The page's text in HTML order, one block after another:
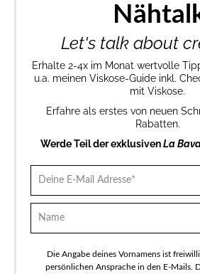
Let's talk about
Erhalte 2-4x im Monat wertvolle
u.a. meinen Viskose-Guide inkl.
mit Viskose.
Erfahre als erstes von neuen
Rabatten.
Werde Teil der exklusivenLa
Die Angabe deines Vornamens ist
persönlichen Ansprache in den E-Mails.